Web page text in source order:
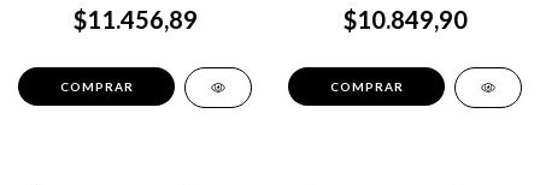
$11.456,89 $10.849,90